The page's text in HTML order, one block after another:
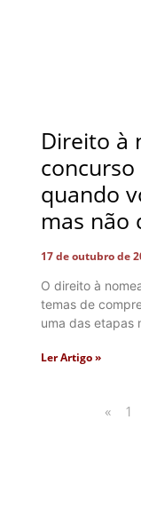
Direito à
quando
mas não
17 de outubro de
O direito à
temas de
uma das etapas
Ler Artigo »
« 1